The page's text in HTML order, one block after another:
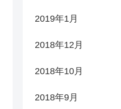
2019年1月
2018年12月
2018年10月
2018年9月